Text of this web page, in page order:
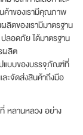
ค้าของเรามีคุณภาพ
ลิตของเรามีมาตรฐาน
ปลอดภัย ได้มาตรฐาน
ผลิต
แบบของบรรจุภัณฑ์ที่
ะจัดส่งสินค้าถึงมือ
หลานหลวง อย่าง